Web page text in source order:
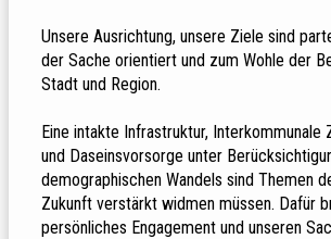
Unsere Ausrichtung, unsere Ziele sind
der Sache orientiert und zum Wohle der
Stadt und Region.
Eine intakte Infrastruktur, Interkommunale
und Daseinsvorsorge unter
demographischen Wandels sind Themen
Zukunft verstärkt widmen müssen. Dafür
persönliches Engagement und unseren